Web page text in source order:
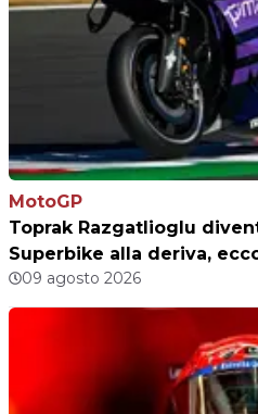
MotoGP
Toprak Razgatlioglu
Superbike alla deriva,
09 agosto 2026